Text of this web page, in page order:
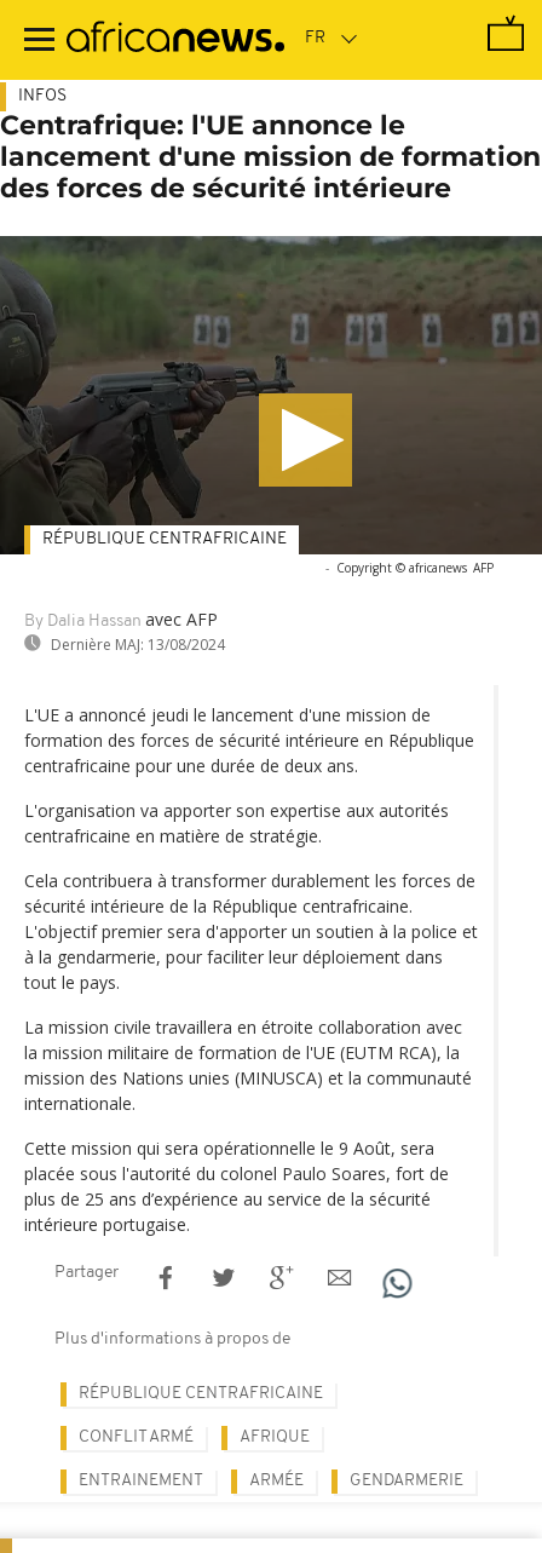
contenu
INFOS
Centrafrique: l'UE annonce le
lancement d'une mission de formation
des forces de sécurité intérieure
- Copyright © africanews AFP
By Dalia Hassan avec AFP
Dernière MAJ: 13/08/2024
RÉPUBLIQUE CENTRAFRICAINE
L'UE a annoncé jeudi le lancement d'une mission de
formation des forces de sécurité intérieure en République
centrafricaine pour une durée de deux ans.
L'organisation va apporter son expertise aux autorités
centrafricaine en matière de stratégie.
Cela contribuera à transformer durablement les forces de
sécurité intérieure de la République centrafricaine.
L'objectif premier sera d'apporter un soutien à la police et
à la gendarmerie, pour faciliter leur déploiement dans
tout le pays.
La mission civile travaillera en étroite collaboration avec
la mission militaire de formation de l'UE (EUTM RCA), la
mission des Nations unies (MINUSCA) et la communauté
internationale.
Cette mission qui sera opérationnelle le 9 Août, sera
placée sous l'autorité du colonel Paulo Soares, fort de
plus de 25 ans d’expérience au service de la sécurité
intérieure portugaise.
Partager
Plus d'informations à propos de
RÉPUBLIQUE CENTRAFRICAINE
CONFLIT ARMÉ AFRIQUE
ENTRAINEMENT ARMÉE GENDARMERIE